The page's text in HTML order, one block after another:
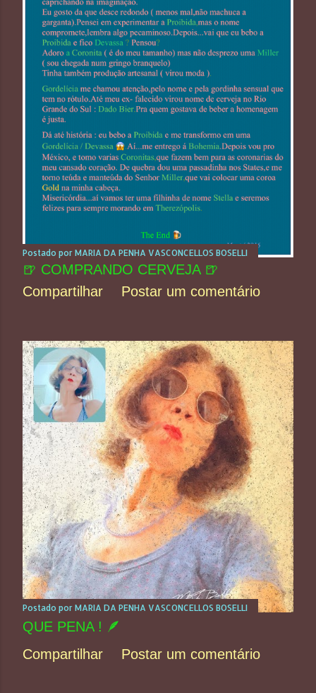
Postado por MARIA DA PENHA VASCONCELLOS BOSELLI
🍺 COMPRANDO CERVEJA 🍺
Compartilhar
Postar um comentário
Postado por MARIA DA PENHA VASCONCELLOS BOSELLI
QUE PENA ! 🪶
Compartilhar
Postar um comentário